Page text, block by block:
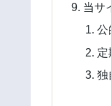
当サ
公
定
独